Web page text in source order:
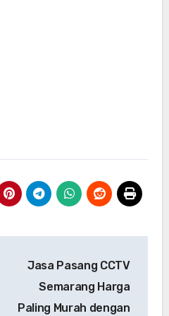
Jasa Pasang CCTV
Semarang Harga
Paling Murah dengan